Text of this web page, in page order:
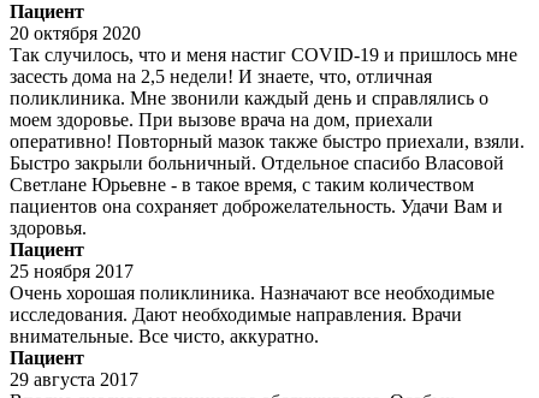
Пациент
20 октября 2020
Так случилось, что и меня настиг COVID-19 и пришлось мне
засесть дома на 2,5 недели! И знаете, что, отличная
поликлиника. Мне звонили каждый день и справлялись о
моем здоровье. При вызове врача на дом, приехали
оперативно! Повторный мазок также быстро приехали, взяли.
Быстро закрыли больничный. Отдельное спасибо Власовой
Светлане Юрьевне - в такое время, с таким количеством
пациентов она сохраняет доброжелательность. Удачи Вам и
здоровья.
Пациент
25 ноября 2017
Очень хорошая поликлиника. Назначают все необходимые
исследования. Дают необходимые направления. Врачи
внимательные. Все чисто, аккуратно.
Пациент
29 августа 2017